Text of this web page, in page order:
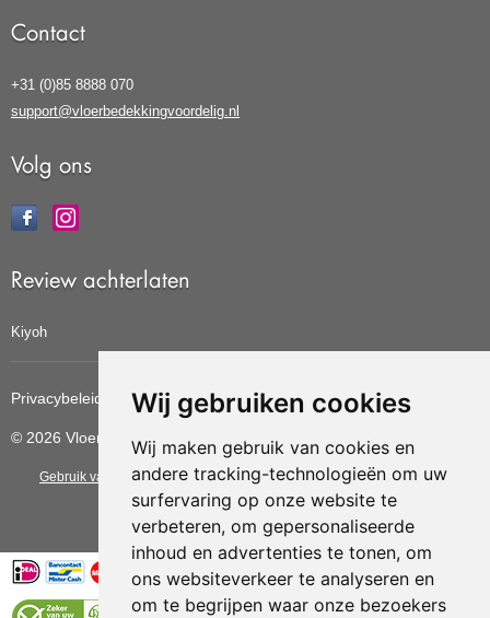
Wij gebruiken cookies
Wij maken gebruik van cookies en
andere tracking-technologieën om uw
surfervaring op onze website te
verbeteren, om gepersonaliseerde
inhoud en advertenties te tonen, om
ons websiteverkeer te analyseren en
om te begrijpen waar onze bezoekers
Contact
+31 (0)85 8888 070
support@vloerbedekkingvoordelig.nl
Volg ons
Review achterlaten
Kiyoh
Privacybeleid Cookiebeleid Update cookies voorkeuren
© 2026 Vloerbedekkingvoordelig
Gebruik van deze site betekent dat u dealgemene voorwaarden van CBW
erkende woonwinkels accepteert.